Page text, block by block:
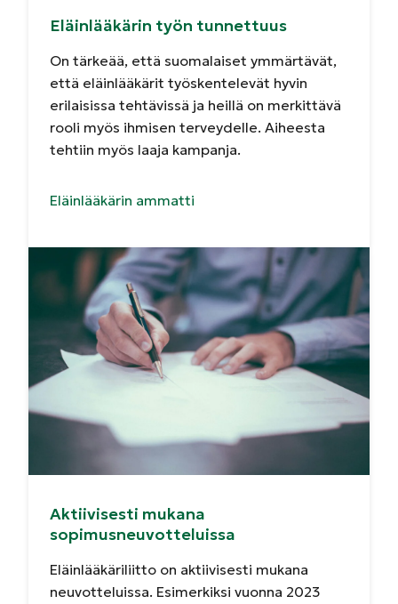
Eläinlääkärin työn tunnettuus
On tärkeää, että suomalaiset ymmärtävät,
että eläinlääkärit työskentelevät hyvin
erilaisissa tehtävissä ja heillä on merkittävä
rooli myös ihmisen terveydelle. Aiheesta
tehtiin myös laaja kampanja.
Eläinlääkärin ammatti
Aktiivisesti mukana
sopimusneuvotteluissa
Eläinlääkäriliitto on aktiivisesti mukana
neuvotteluissa. Esimerkiksi vuonna 2023